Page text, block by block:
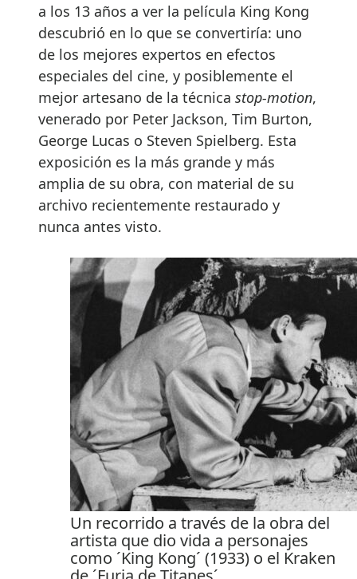
a los 13 años a ver la película King Kong
descubrió en lo que se convertiría: uno
de los mejores expertos en efectos
especiales del cine, y posiblemente el
mejor artesano de la técnica stop-motion,
venerado por Peter Jackson, Tim Burton,
George Lucas o Steven Spielberg. Esta
exposición es la más grande y más
amplia de su obra, con material de su
archivo recientemente restaurado y
nunca antes visto.
Un recorrido a través de la obra del
artista que dio vida a personajes
como ´King Kong´ (1933) o el Kraken